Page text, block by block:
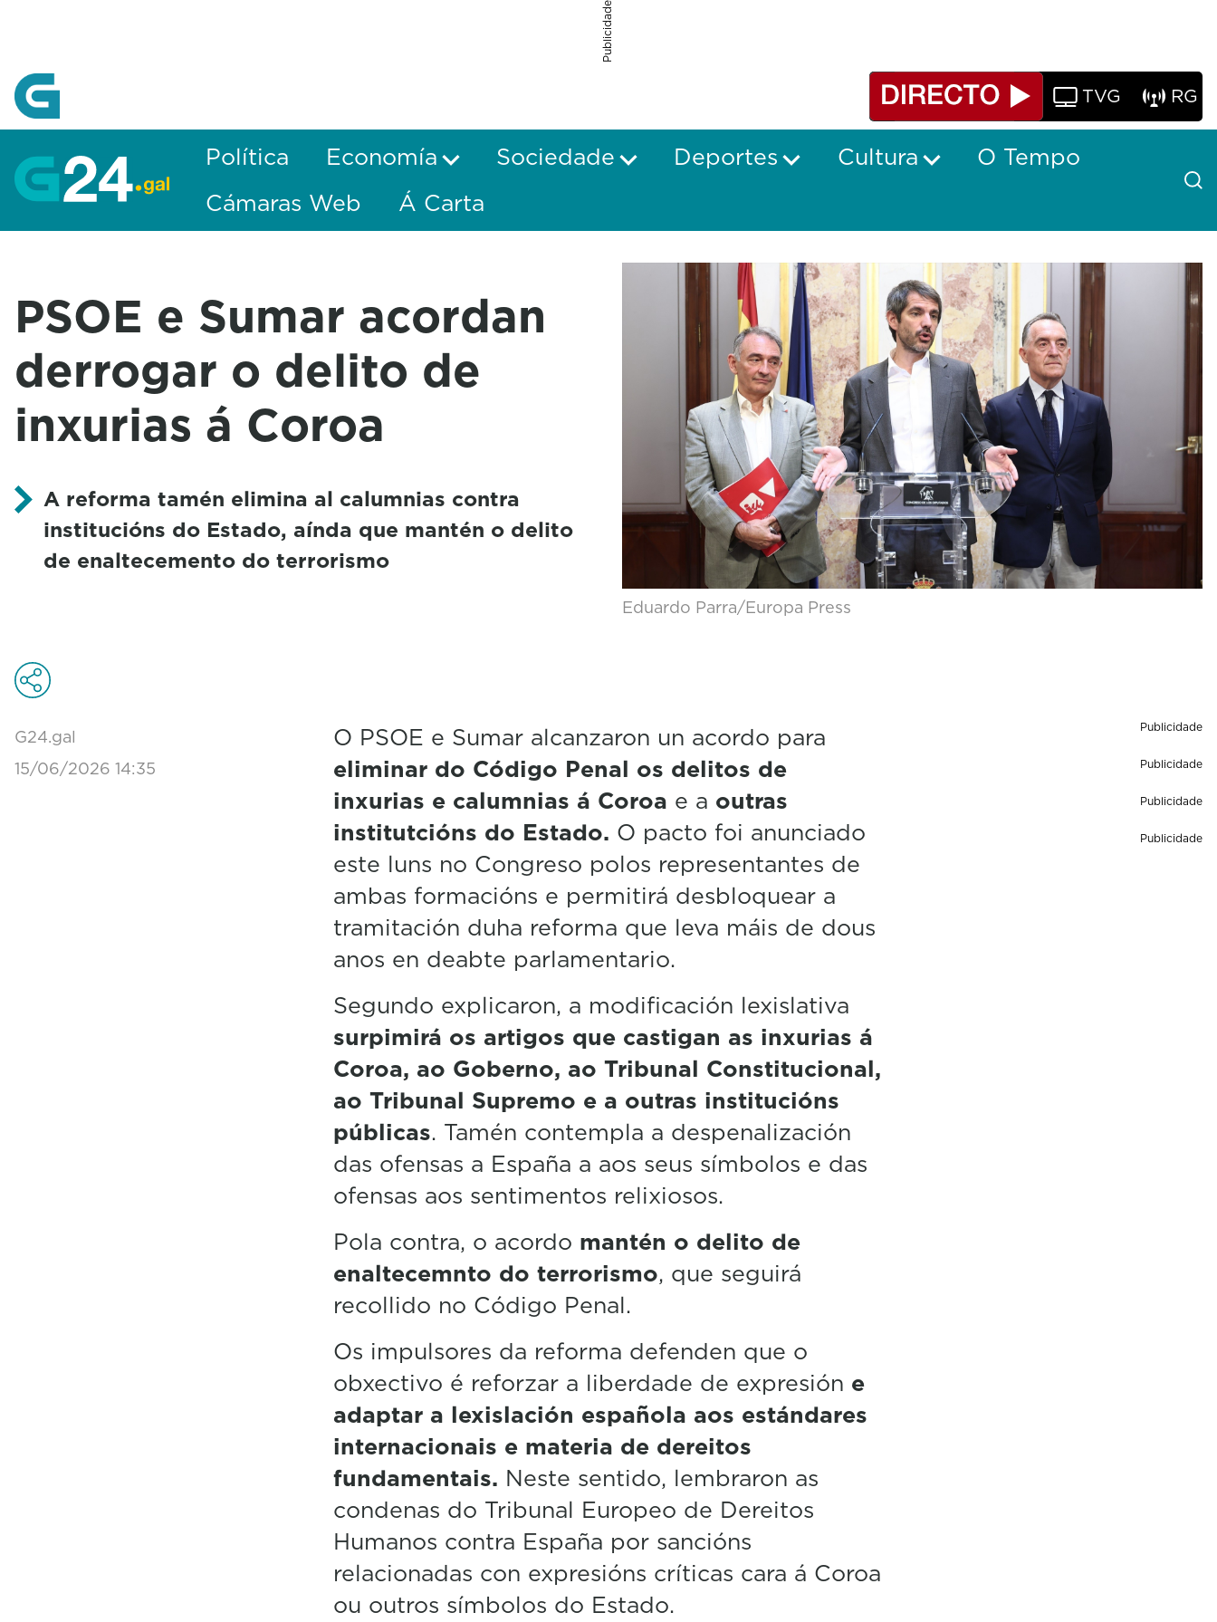
Publicidade
TVG RG
Política Economía Sociedade Deportes Cultura
O Tempo
Cámaras Web
Á Carta
PSOE e Sumar acordan
derrogar o delito de
inxurias á Coroa
A reforma tamén elimina al calumnias contra
institucións do Estado, aínda que mantén o delito
de enaltecemento do terrorismo
Eduardo Parra/Europa Press
G24.gal
15/06/2026 14:35
O PSOE e Sumar alcanzaron un acordo para
eliminar do Código Penal os delitos de
inxurias e calumnias á Coroa e a outras
institutcións do Estado. O pacto foi anunciado
este luns no Congreso polos representantes de
ambas formacións e permitirá desbloquear a
tramitación duha reforma que leva máis de dous
anos en deabte parlamentario.
Segundo explicaron, a modificación lexislativa
surpimirá os artigos que castigan as inxurias á
Coroa, ao Goberno, ao Tribunal Constitucional,
ao Tribunal Supremo e a outras institucións
públicas. Tamén contempla a despenalización
das ofensas a España a aos seus símbolos e das
ofensas aos sentimentos relixiosos.
Pola contra, o acordo mantén o delito de
enaltecemnto do terrorismo, que seguirá
recollido no Código Penal.
Os impulsores da reforma defenden que o
obxectivo é reforzar a liberdade de expresión e
adaptar a lexislación española aos estándares
internacionais e materia de dereitos
fundamentais. Neste sentido, lembraron as
condenas do Tribunal Europeo de Dereitos
Humanos contra España por sancións
relacionadas con expresións críticas cara á Coroa
ou outros símbolos do Estado.
Publicidade
Publicidade
Publicidade
Publicidade